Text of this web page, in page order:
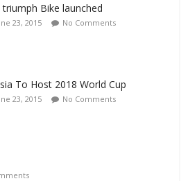
triumph Bike launched
23, 2015 No Comments
To Host 2018 World Cup
23, 2015 No Comments